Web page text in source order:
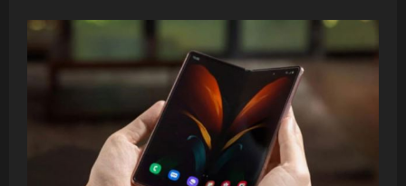
сохранить
и
файлы
перед
блокировкой
Telegram